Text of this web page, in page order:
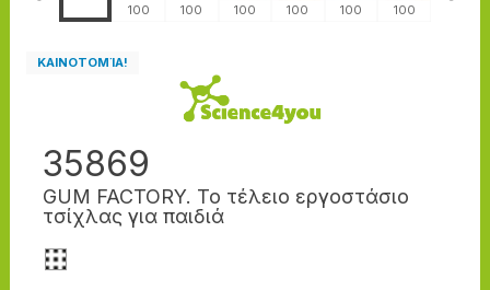
100 100 100 100 100 100
ΚΑΙΝΟΤΟΜΊΑ!
35869
GUM FACTORY. Το τέλειο εργοστάσιο
τσίχλας για παιδιά